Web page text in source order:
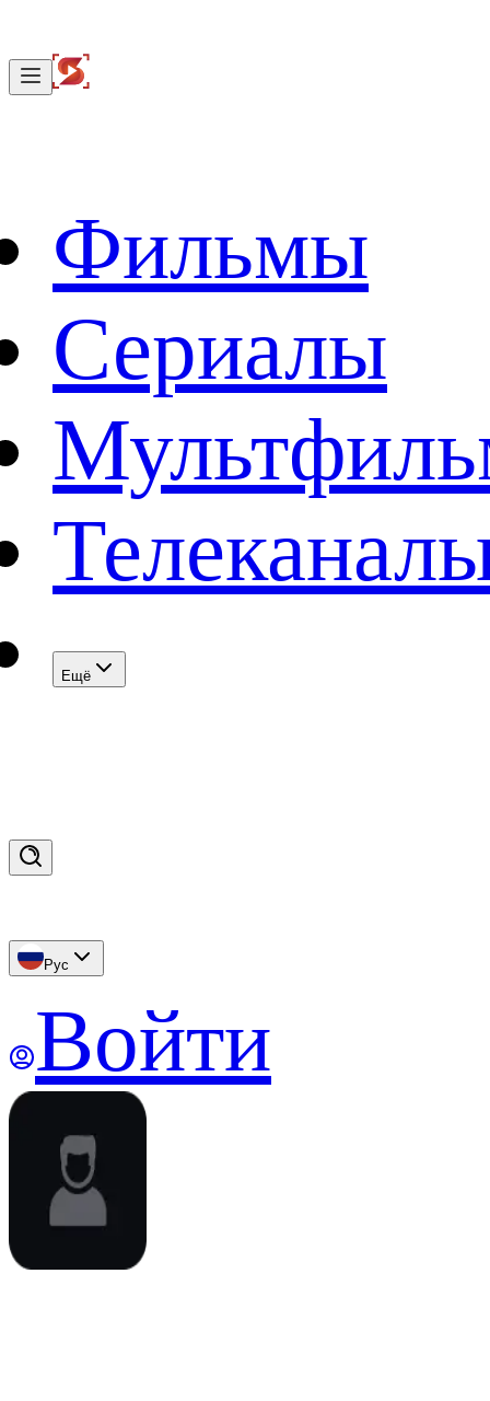
Фильмы
Сериалы
Eщё
Рус
Войти